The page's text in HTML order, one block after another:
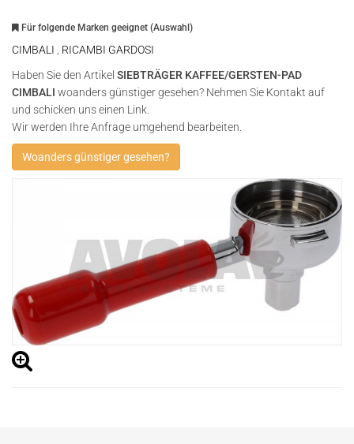
Für folgende Marken geeignet (Auswahl)
CIMBALI
RICAMBI GARDOSI
Haben Sie den Artikel SIEBTRÄGER KAFFEE/GERSTEN-PAD
CIMBALI woanders günstiger gesehen? Nehmen Sie Kontakt auf
und schicken uns einen Link.
Wir werden Ihre Anfrage umgehend bearbeiten.
Woanders günstiger gesehen?